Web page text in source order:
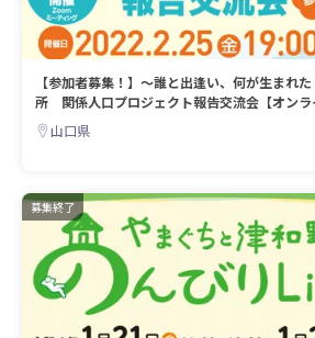
【参加者募集！】～誰と出逢い、何が生まれ
所 関係人口プロジェクト報告交流会【オンラ
０名！】
山口県
募集終了